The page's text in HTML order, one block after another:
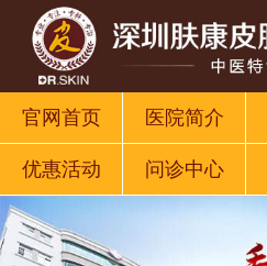
官网首页 医院简介
优惠活动 问诊中心